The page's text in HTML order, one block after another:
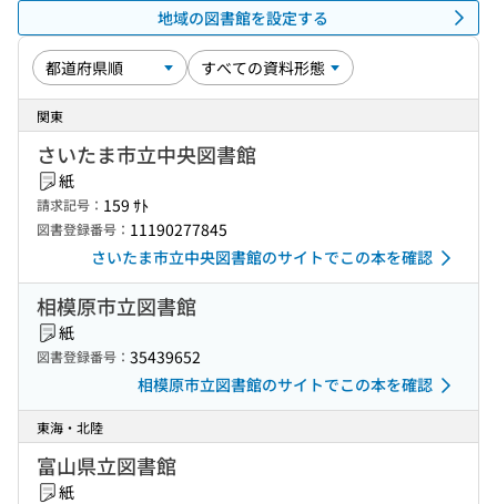
地域の図書館を設定する
関東
さいたま市立中央図書館
紙
請求記号： 159 ｻﾄ
図書登録番号： 11190277845
さいたま市立中央図書館のサイトでこの本を確認
相模原市立図書館
紙
図書登録番号： 35439652
相模原市立図書館のサイトでこの本を確認
東海・北陸
富山県立図書館
紙